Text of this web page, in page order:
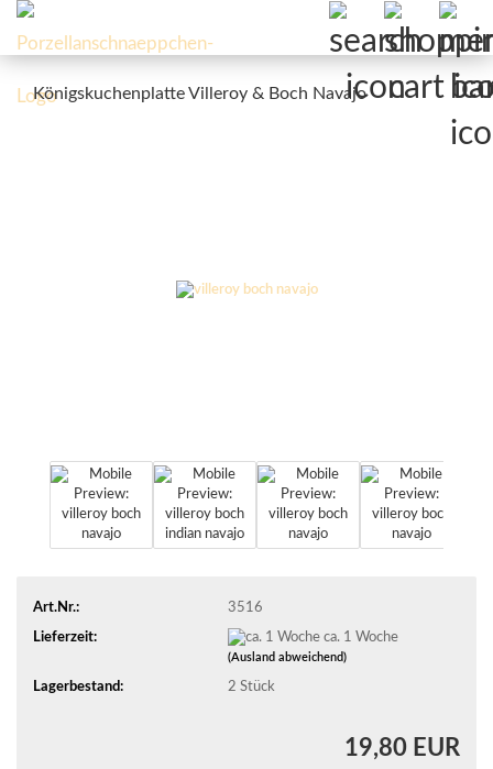
Königskuchenplatte Villeroy & Boch Navajo
Art.Nr.: 3516
Lieferzeit: ca. 1 Woche
(Ausland abweichend)
Lagerbestand: 2 Stück
19,80 EUR